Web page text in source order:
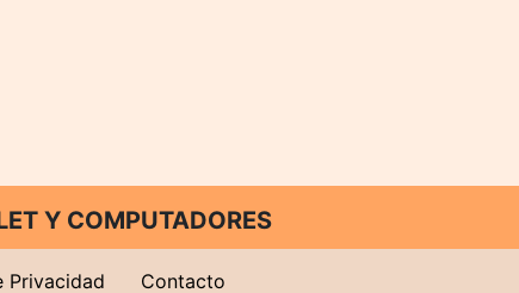
Y COMPUTADORES
Privacidad Contacto